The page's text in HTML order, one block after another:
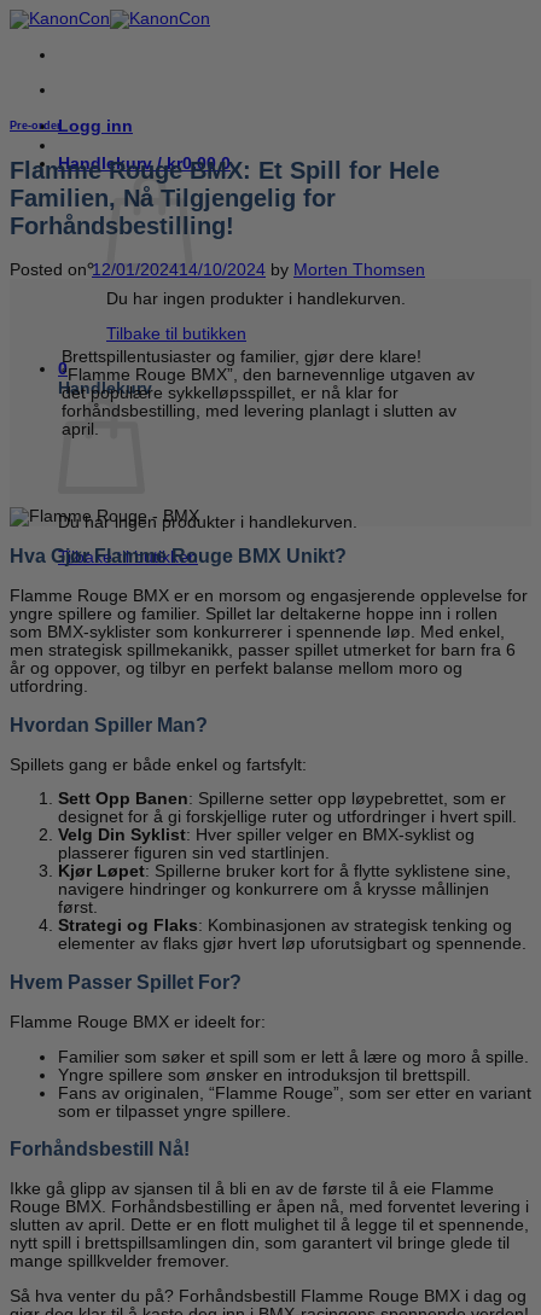
Skip
content
Logg inn
Handlekurv /kr0,00 0
Du har ingen produkter i handlekurven.
Tilbake til butikken
0
Handlekurv
Du har ingen produkter i handlekurven.
Tilbake til butikken
Pre-order
Flamme Rouge BMX: Et Spill for Hele
Familien, Nå Tilgjengelig for
Forhåndsbestilling!
Posted on12/01/202414/10/2024 by Morten Thomsen
Brettspillentusiaster og familier, gjør dere klare!
“Flamme Rouge BMX”, den barnevennlige utgaven av
det populære sykkelløpsspillet, er nå klar for
forhåndsbestilling, med levering planlagt i slutten av
april.
Hva Gjør Flamme Rouge BMX Unikt?
Flamme Rouge BMX er en morsom og engasjerende opplevelse for
yngre spillere og familier. Spillet lar deltakerne hoppe inn i rollen
som BMX-syklister som konkurrerer i spennende løp. Med enkel,
men strategisk spillmekanikk, passer spillet utmerket for barn fra 6
år og oppover, og tilbyr en perfekt balanse mellom moro og
utfordring.
Hvordan Spiller Man?
Spillets gang er både enkel og fartsfylt:
Sett Opp Banen: Spillerne setter opp løypebrettet, som er
designet for å gi forskjellige ruter og utfordringer i hvert spill.
Velg Din Syklist: Hver spiller velger en BMX-syklist og
plasserer figuren sin ved startlinjen.
Kjør Løpet: Spillerne bruker kort for å flytte syklistene sine,
navigere hindringer og konkurrere om å krysse mållinjen
først.
Strategi og Flaks: Kombinasjonen av strategisk tenking og
elementer av flaks gjør hvert løp uforutsigbart og spennende.
Hvem Passer Spillet For?
Flamme Rouge BMX er ideelt for:
Familier som søker et spill som er lett å lære og moro å spille.
Yngre spillere som ønsker en introduksjon til brettspill.
Fans av originalen, “Flamme Rouge”, som ser etter en variant
som er tilpasset yngre spillere.
Forhåndsbestill Nå!
Ikke gå glipp av sjansen til å bli en av de første til å eie Flamme
Rouge BMX. Forhåndsbestilling er åpen nå, med forventet levering i
slutten av april. Dette er en flott mulighet til å legge til et spennende,
nytt spill i brettspillsamlingen din, som garantert vil bringe glede til
mange spillkvelder fremover.
Så hva venter du på? Forhåndsbestill Flamme Rouge BMX i dag og